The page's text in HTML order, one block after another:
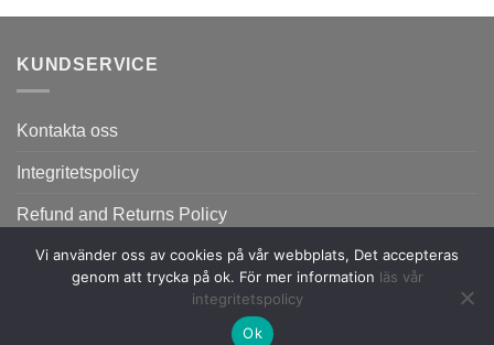
KUNDSERVICE
Kontakta oss
Integritetspolicy
Refund and Returns Policy
Copyright 2026 ©Flatsome Theme.
Vi använder oss av cookies på vår webbplats, Det accepteras
genom att trycka på ok. För mer information läs vår
integritetspolicy
Ok